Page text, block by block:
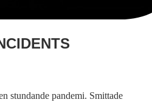
stundande pandemi. Smittade